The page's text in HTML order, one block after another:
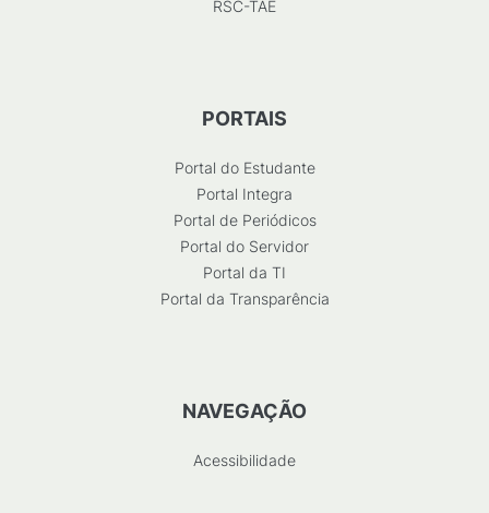
RSC-TAE
PORTAIS
Portal do Estudante
Portal Integra
Portal de Periódicos
Portal do Servidor
Portal da TI
Portal da Transparência
NAVEGAÇÃO
Acessibilidade